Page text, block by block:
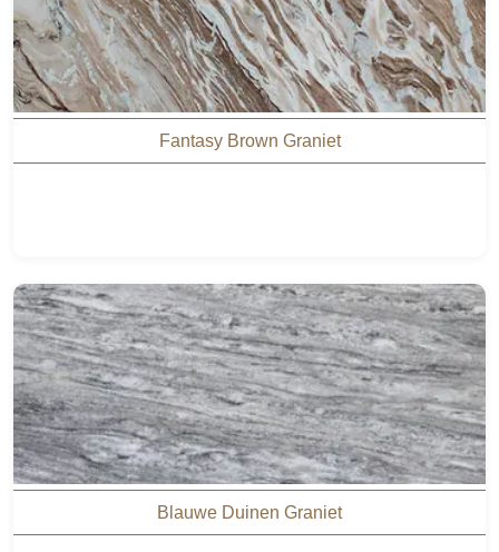
Fantasy Brown Graniet
Blauwe Duinen Graniet